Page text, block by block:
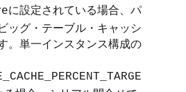
に設定されている場合、パ
ッグ・テーブル・キャッシ
。単一インスタンス構成の